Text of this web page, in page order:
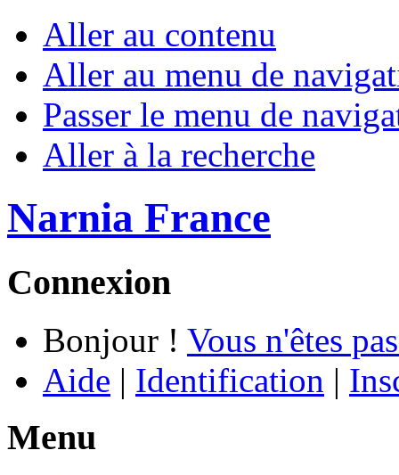
Aller au contenu
Aller au menu de
Passer le menu de
Aller à la recherche
Narnia France
Connexion
Bonjour ! Vous n'êtes
Aide | Identification |
Menu